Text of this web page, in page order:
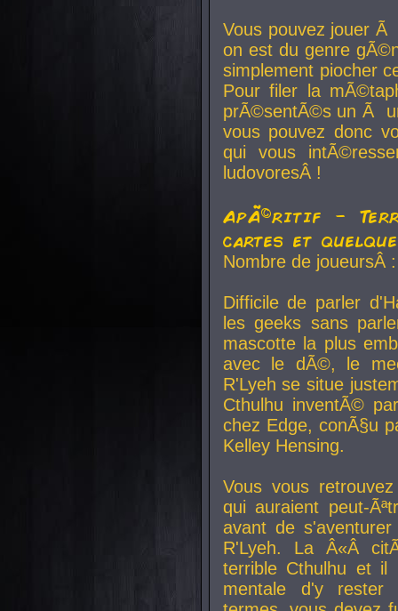
Vous pouvez jouer
on est du genre
simplement piocher
Pour filer la
prÃ©sentÃ©s un Ã
vous pouvez donc
qui vous
ludovoresÂ !
ApÃ©ritif -
cartes et
Nombre de
Difficile de parler
les geeks sans
mascotte la plus
avec le dÃ©, le
R'Lyeh se situe
Cthulhu inventÃ©
chez Edge, conÃ§u
Kelley Hensing.
Vous vous
qui auraient peut-
avant de
R'Lyeh. La Â«Â
terrible Cthulhu et
mentale d'y rester